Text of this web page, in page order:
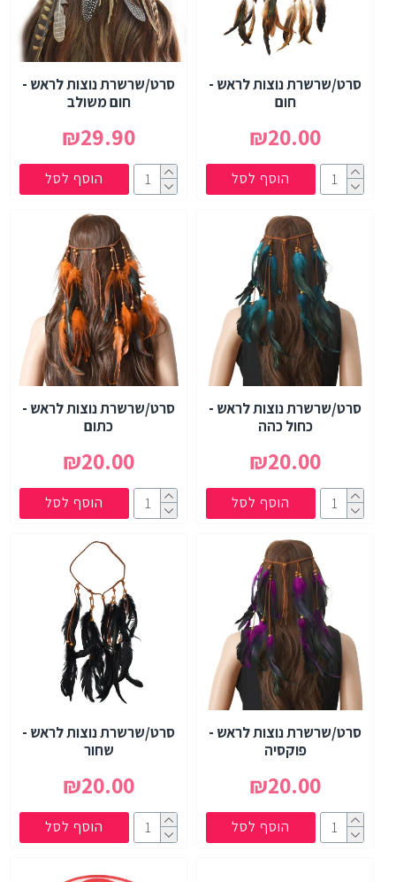
סרט/שרשרת נוצות לראש -
חום
₪20.00
הוסף לסל
סרט/שרשרת נוצות לראש -
חום משולב
₪29.90
הוסף לסל
סרט/שרשרת נוצות לראש -
כחול כהה
₪20.00
הוסף לסל
סרט/שרשרת נוצות לראש -
כתום
₪20.00
הוסף לסל
סרט/שרשרת נוצות לראש -
פוקסיה
₪20.00
הוסף לסל
סרט/שרשרת נוצות לראש -
שחור
₪20.00
הוסף לסל